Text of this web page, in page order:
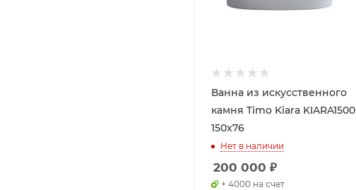
Ванна из искусственного
камня Timo Kiara KIARA1500
150x76
Нет в наличии
200 000 ₽
+ 4000 на счет